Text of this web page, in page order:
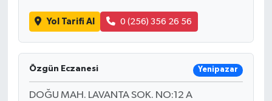
Yol Tarifi Al 0 (256) 356 26 56
Özgün Eczanesi Yenipazar
DOĞU MAH. LAVANTA SOK. NO:12 A